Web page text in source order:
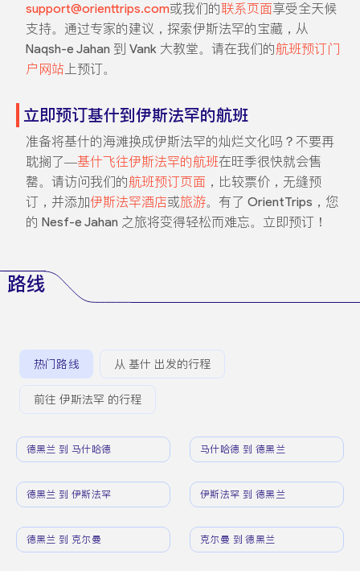
support@orienttrips.com或我们的联系页面享受全天候
支持。通过专家的建议，探索伊斯法罕的宝藏，从
Naqsh-e Jahan 到 Vank 大教堂。请在我们的航班预订门
户网站上预订。
立即预订基什到伊斯法罕的航班
准备将基什的海滩换成伊斯法罕的灿烂文化吗？不要再
耽搁了—基什飞往伊斯法罕的航班在旺季很快就会售
罄。请访问我们的航班预订页面 ，比较票价，无缝预
订，并添加伊斯法罕酒店或旅游。有了 OrientTrips，您
的 Nesf-e Jahan 之旅将变得轻松而难忘。立即预订！
路线
热门路线 从 基什 出发的行程
前往 伊斯法罕 的行程
德黑兰 到 马什哈德 马什哈德 到 德黑兰
德黑兰 到 伊斯法罕 伊斯法罕 到 德黑兰
德黑兰 到 克尔曼 克尔曼 到 德黑兰